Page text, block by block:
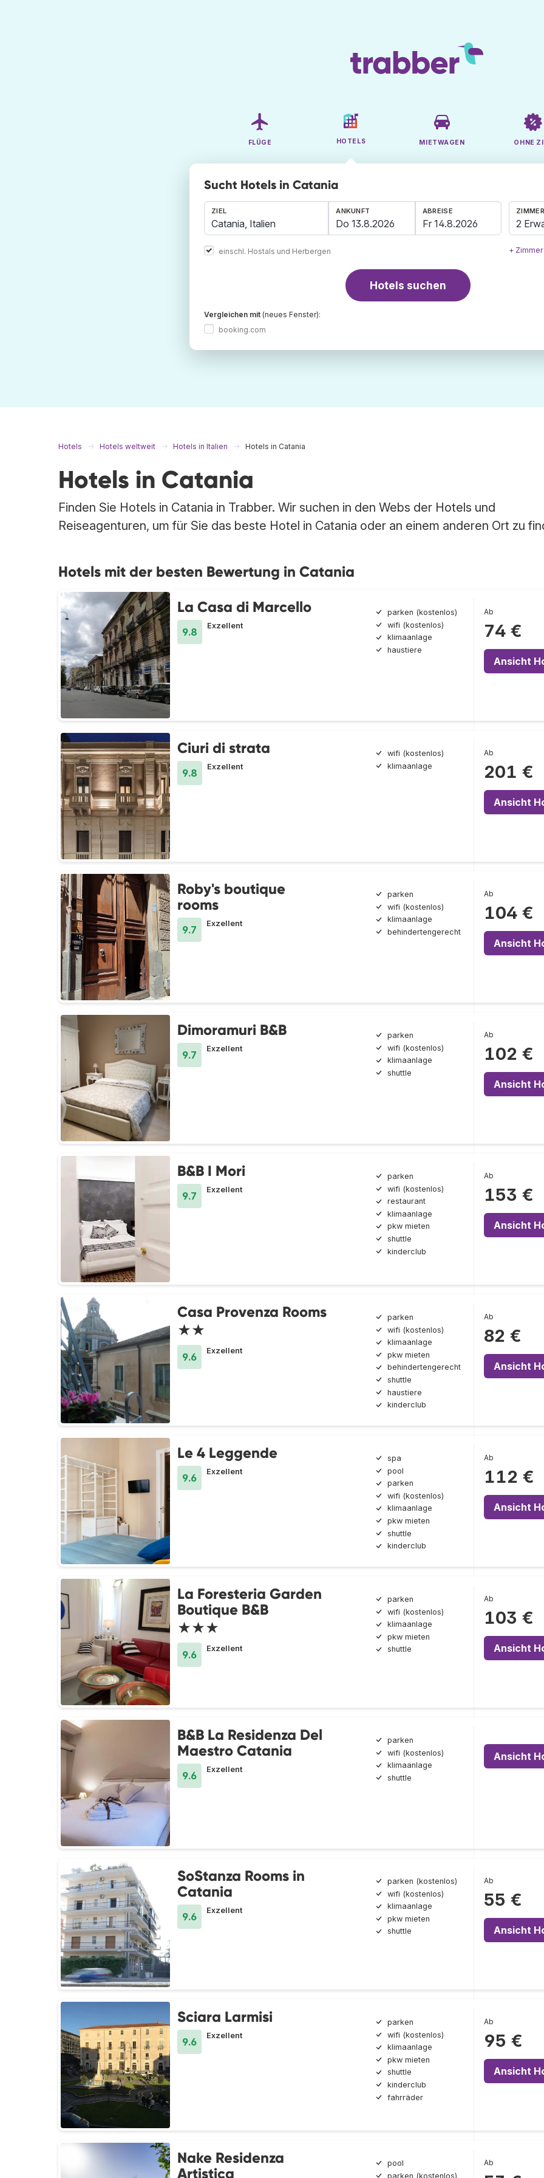
FLÜGE HOTELS MIETWAGEN OHNE
Sucht Hotels in Catania
ZIEL
einschl. Hostals und Herbergen
ANKUNFT ABREISE
2
+
Hotels suchen
Vergleichen mit (neues Fenster):
booking.com
Hotels Hotels weltweit Hotels in Italien Hotels in Catania
Hotels in Catania
Finden Sie Hotels in Catania in Trabber. Wir suchen in den Webs der Hotels und
Reiseagenturen, um für Sie das beste Hotel in Catania oder an einem anderen Ort zu
Hotels mit der besten Bewertung in Catania
La Casa di Marcello
9.8
Exzellent
parken (kostenlos)
wifi (kostenlos)
klimaanlage
haustiere
Ab
74 €
Ansicht
Ciuri di strata
9.8
Exzellent
wifi (kostenlos)
klimaanlage
Ab
201 €
Ansicht
Roby's boutique
rooms
9.7
Exzellent
parken
wifi (kostenlos)
klimaanlage
behindertengerecht
Ab
104 €
Ansicht
Dimoramuri B&B
9.7
Exzellent
parken
wifi (kostenlos)
klimaanlage
shuttle
Ab
102 €
Ansicht
B&B I Mori
9.7
Exzellent
parken
wifi (kostenlos)
restaurant
klimaanlage
pkw mieten
shuttle
kinderclub
Ab
153 €
Ansicht
Casa Provenza Rooms
★★
9.6
Exzellent
parken
wifi (kostenlos)
klimaanlage
pkw mieten
behindertengerecht
shuttle
haustiere
kinderclub
Ab
82 €
Ansicht
Le 4 Leggende
9.6
Exzellent
spa
pool
parken
wifi (kostenlos)
klimaanlage
pkw mieten
shuttle
kinderclub
Ab
112 €
Ansicht
La Foresteria Garden
Boutique B&B
★★★
9.6
Exzellent
parken
wifi (kostenlos)
klimaanlage
pkw mieten
shuttle
Ab
103 €
Ansicht
B&B La Residenza Del
Maestro Catania
9.6
Exzellent
parken
wifi (kostenlos)
klimaanlage
shuttle
Ansicht
SoStanza Rooms in
Catania
9.6
Exzellent
parken (kostenlos)
wifi (kostenlos)
klimaanlage
pkw mieten
shuttle
Ab
55 €
Ansicht
Sciara Larmisi
9.6
Exzellent
parken
wifi (kostenlos)
klimaanlage
pkw mieten
shuttle
kinderclub
fahrräder
Ab
95 €
Ansicht
Nake Residenza
Artistica
pool
parken (kostenlos)
Ab